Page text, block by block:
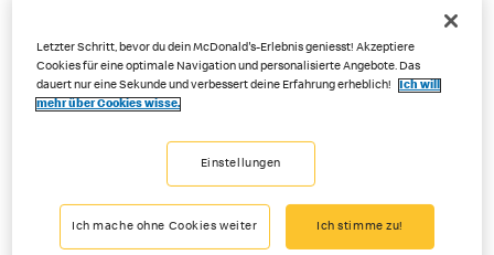
Mo 10:00 - 22:00
Monday 10:00 - 22:00
Di
Tuesday 10:00 - 22:00
Wednesday 10:00 - 22:00
10:00 - 22:00
Friday 10:00 - 22:00
Letzter Schritt, bevor du dein McDonald's-Erlebnis geniesst! Akzeptiere
Cookies für eine optimale Navigation und personalisierte Angebote. Das
dauert nur eine Sekunde und verbessert deine Erfahrung erheblich!
Ich will
mehr über Cookies wisse.
Einstellungen
Ich mache ohne Cookies weiter Ich stimme zu!